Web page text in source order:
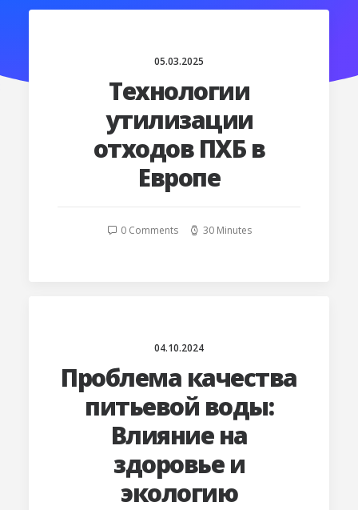
05.03.2025
Технологии
утилизации
отходов ПХБ в
Европе
0 Comments 30 Minutes
04.10.2024
Проблема качества
питьевой воды:
Влияние на
здоровье и
экологию